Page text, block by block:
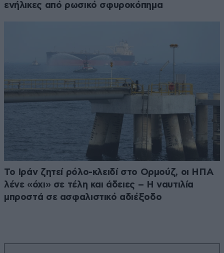
ενήλικες από ρωσικό σφυροκόπημα
Το Ιράν ζητεί ρόλο-κλειδί στο Ορμούζ, οι ΗΠΑ
λένε «όχι» σε τέλη και άδειες – Η ναυτιλία
μπροστά σε ασφαλιστικό αδιέξοδο